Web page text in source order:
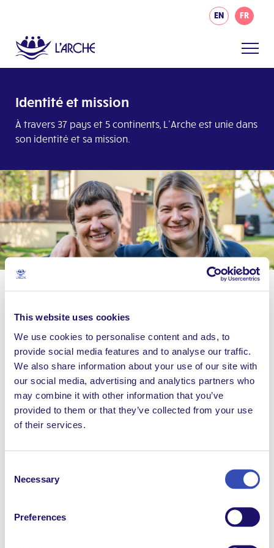
This website uses cookies
We use cookies to personalise content and ads, to
provide social media features and to analyse our traffic.
We also share information about your use of our site with
our social media, advertising and analytics partners who
may combine it with other information that you’ve
provided to them or that they’ve collected from your use
of their services.
Selection
Necessary
Preferences
EN FR
Identité et mission
À travers 37 pays et 5 continents, L’Arche est unie dans
son identité et sa mission.
Identité
Ensemble, que nous ayons ou non un handicap
intellectuel, nous partageons notre vie dans des
communautés membres d’une fédération
internationale. Les relations mutuelles et la confiance
en Dieu sont au coeur de notre engagement. Nous
affirmons la valeur unique de chaque personne et
notre besoin les uns des autres.
La mission de l’Arche partout dans le monde est de
handicap intellectuel, qui se révèle à travers des
relations mutuelles, sources de transformation; de